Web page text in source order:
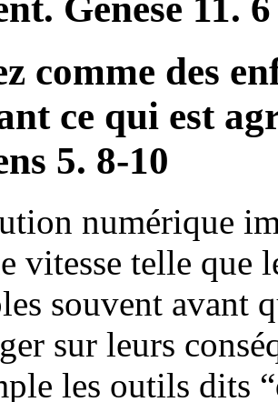
comme des
ce qui est
5. 8-10
numérique
vitesse telle que
souvent avant
sur leurs
les outils dits